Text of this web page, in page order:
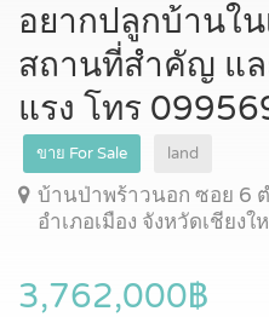
อยากปลูกบ้านใน
สถานที่สำคัญ แล
แรง โทร
ขาย For Sale land
บ้านป่าพร้าวนอก ซอย 6
อำเภอเมือง จังหวัดเชียงใ
3,762,000฿